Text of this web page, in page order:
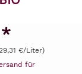
€/Liter)
für